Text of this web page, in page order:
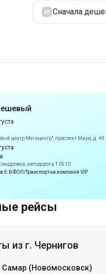
Сначала
центр Мегацентр", проспект Мира, д. 49
автодорога Т 0510
Є.Б ФОП/Транспортна компанія VIP
рейсы
из г. Чернигов
Самар (Новомосковск)